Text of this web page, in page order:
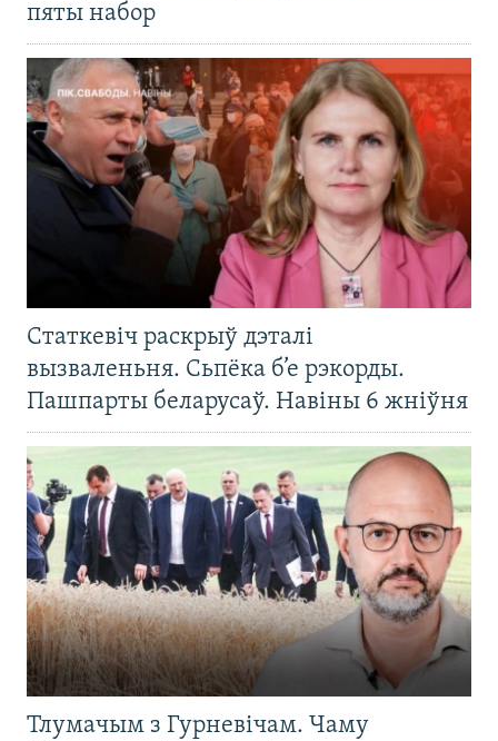
пяты набор
Статкевіч раскрыў дэталі
вызваленьня. Сьпёка б’е рэкорды.
Пашпарты беларусаў. Навіны 6 жніўня
Тлумачым з Гурневічам. Чаму